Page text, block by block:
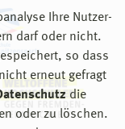
Ihre Nutzer-
darf oder nicht.
so dass
erneut gefragt
die
oder zu löschen.